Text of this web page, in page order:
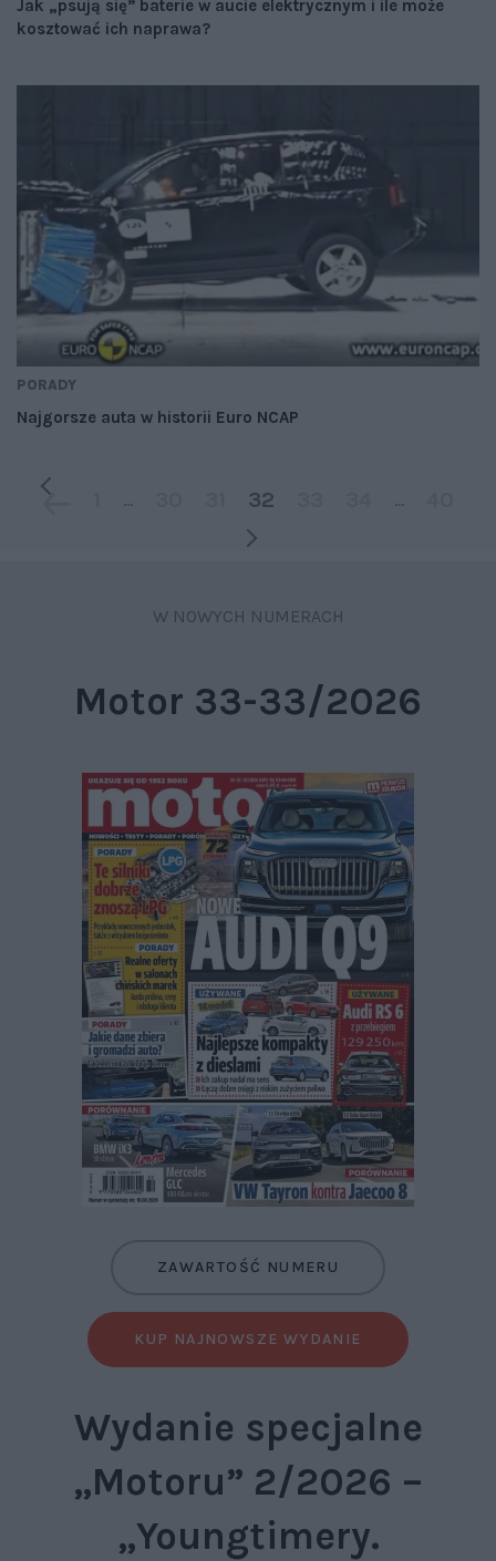
Jak „psują się” baterie w aucie elektrycznym i ile może
kosztować ich naprawa?
PORADY
Najgorsze auta w historii Euro NCAP
... 32 ...
W NOWYCH NUMERACH
Motor 33-33/2026
ZAWARTOŚĆ NUMERU
KUP NAJNOWSZE WYDANIE
Wydanie specjalne
„Motoru” 2/2026 –
„Youngtimery.